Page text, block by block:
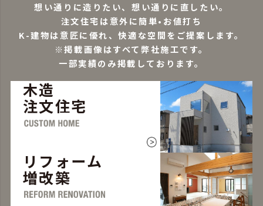
想い通りに造りたい、想い通りに直したい。
注文住宅は意外に簡単•お値打ち
K-建物は意匠に優れ、快適な空間をご提案します。
※掲載画像はすべて弊社施工です。
一部実績のみ掲載しております。
木造
注文住宅
リフォーム
増改築